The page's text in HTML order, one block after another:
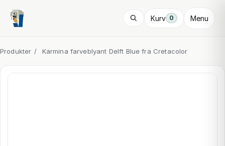
Kurv 0 Menu
Produkter / Karmina farveblyant Delft Blue fra Cretacolor